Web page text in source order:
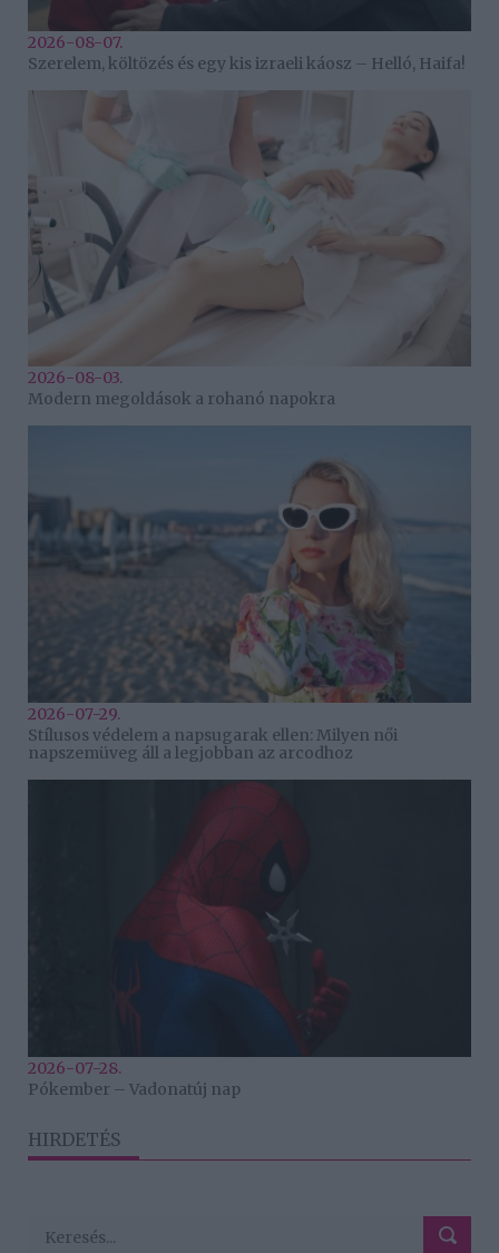
2026-08-07.
Szerelem, költözés és egy kis izraeli káosz – Helló, Haifa!
2026-08-03.
Modern megoldások a rohanó napokra
2026-07-29.
Stílusos védelem a napsugarak ellen: Milyen női
napszemüveg áll a legjobban az arcodhoz
2026-07-28.
Pókember – Vadonatúj nap
HIRDETÉS